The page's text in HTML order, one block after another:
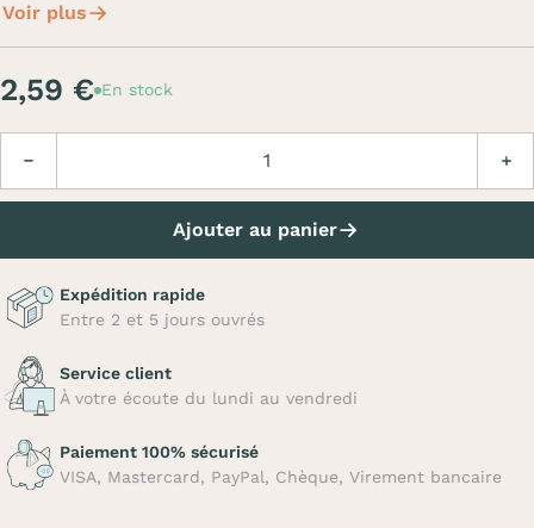
Voir plus
2,59 € En stock
Ajouter au panier
Expédition rapide
Entre 2 et 5 jours ouvrés
Service client
À votre écoute du lundi au vendredi
Paiement 100% sécurisé
VISA, Mastercard, PayPal, Chèque, Virement bancaire